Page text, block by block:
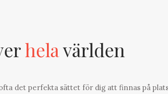
helavärlden
det perfekta sättet för dig att finnas på